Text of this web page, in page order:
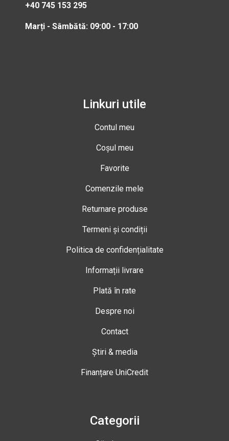
+40 745 153 295
Marți - Sâmbătă: 09:00 - 17:00
Linkuri utile
Contul meu
Coșul meu
Favorite
Comenzile mele
Returnare produse
Termeni și condiții
Politica de confidențialitate
Informații livrare
Plată în rate
Despre noi
Contact
Știri & media
Finanțare UniCredit
Categorii